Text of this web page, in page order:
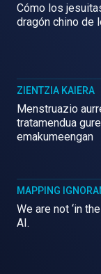
Cómo los
dragón chino de
ZIENTZIA KAIERA
Menstruazio
tratamendua
emakumeengan
MAPPING
We are not ‘in
AI.